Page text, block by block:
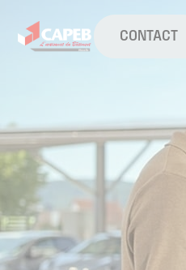
CONTACT
Nos services
Agenda
Actualités